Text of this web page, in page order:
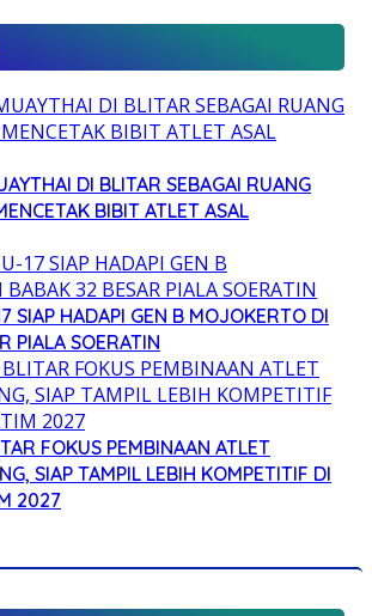
DI BLITAR SEBAGAI RUANG
BIBIT ATLET ASAL
SIAP HADAPI GEN B MOJOKERTO DI
PIALA SOERATIN
FOKUS PEMBINAAN ATLET
SIAP TAMPIL LEBIH KOMPETITIF DI
2027